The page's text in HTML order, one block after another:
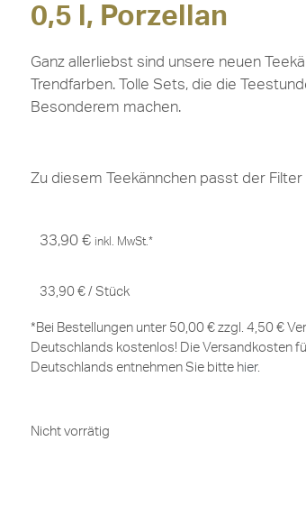
0,5 l, Porzellan
Ganz allerliebst sind unsere neuen
Trendfarben. Tolle Sets, die die
Besonderem machen.
Zu diesem Teekännchen passt der Filter
33,90 € inkl. MwSt.*
33,90 € / Stück
*Bei Bestellungen unter 50,00 € zzgl. 4,50 €
Deutschlands kostenlos! Die Versandkosten
Deutschlands entnehmen Sie bitte hier.
Nicht vorrätig